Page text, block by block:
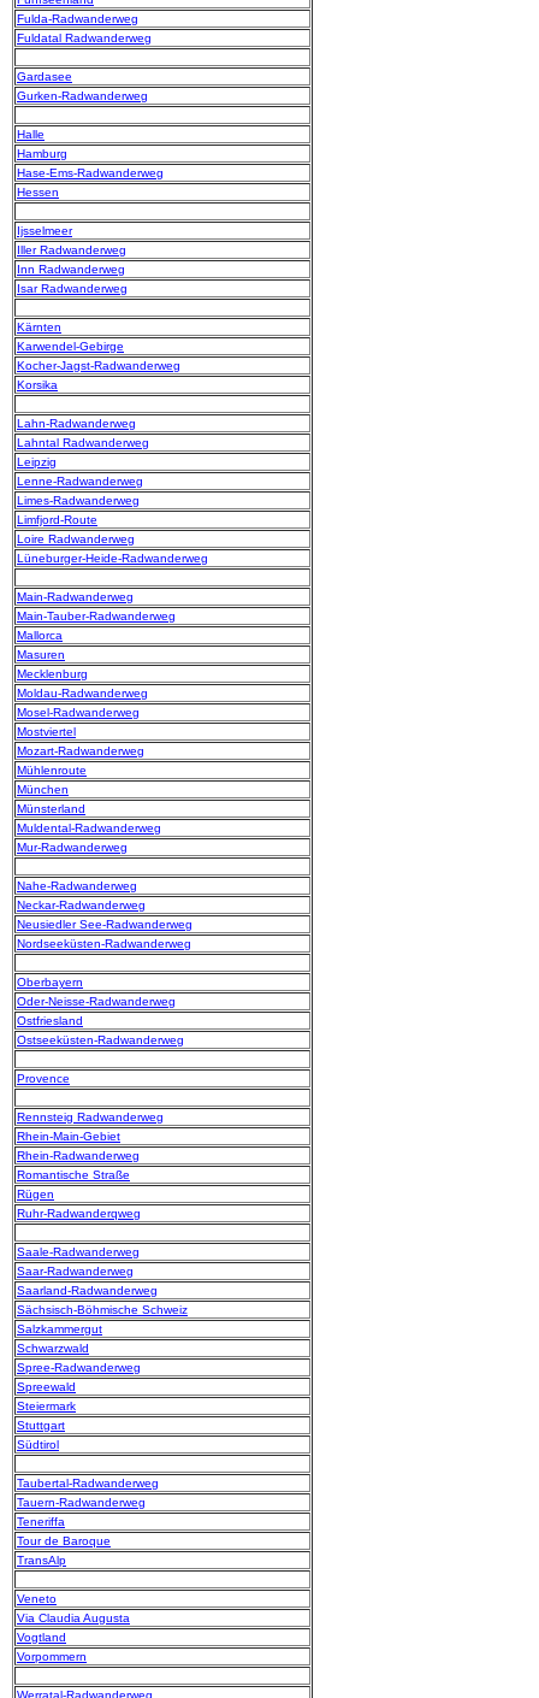
Fulda-Radwanderweg
Fuldatal Radwanderweg
Gardasee
Gurken-Radwanderweg
Halle
Hamburg
Hase-Ems-Radwanderweg
Hessen
Ijsselmeer
Iller Radwanderweg
Inn Radwanderweg
Isar Radwanderweg
Kärnten
Karwendel-Gebirge
Kocher-Jagst-Radwanderweg
Korsika
Lahn-Radwanderweg
Lahntal Radwanderweg
Leipzig
Lenne-Radwanderweg
Limes-Radwanderweg
Limfjord-Route
Loire Radwanderweg
Lüneburger-Heide-Radwanderweg
Main-Radwanderweg
Main-Tauber-Radwanderweg
Mallorca
Masuren
Mecklenburg
Moldau-Radwanderweg
Mosel-Radwanderweg
Mostviertel
Mozart-Radwanderweg
Mühlenroute
München
Münsterland
Muldental-Radwanderweg
Mur-Radwanderweg
Nahe-Radwanderweg
Neckar-Radwanderweg
Neusiedler See-Radwanderweg
Nordseeküsten-Radwanderweg
Oberbayern
Oder-Neisse-Radwanderweg
Ostfriesland
Ostseeküsten-Radwanderweg
Provence
Rennsteig Radwanderweg
Rhein-Main-Gebiet
Rhein-Radwanderweg
Romantische Straße
Rügen
Ruhr-Radwanderqweg
Saale-Radwanderweg
Saar-Radwanderweg
Saarland-Radwanderweg
Sächsisch-Böhmische Schweiz
Salzkammergut
Schwarzwald
Spree-Radwanderweg
Spreewald
Steiermark
Stuttgart
Südtirol
Taubertal-Radwanderweg
Tauern-Radwanderweg
Teneriffa
Tour de Baroque
TransAlp
Veneto
Via Claudia Augusta
Vogtland
Vorpommern
Werratal-Radwanderweg